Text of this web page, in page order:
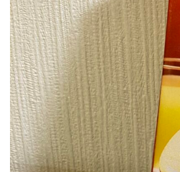
で
購
入
し
た
「セ